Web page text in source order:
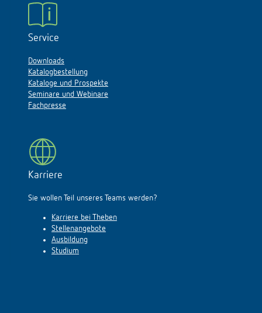
Service
Downloads
Katalogbestellung
Kataloge und Prospekte
Seminare und Webinare
Fachpresse
Karriere
Sie wollen Teil unseres Teams werden?
Karriere bei Theben
Stellenangebote
Ausbildung
Studium